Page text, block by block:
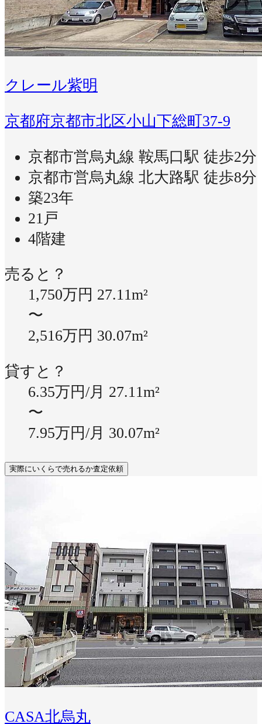
クレール紫明
京都府京都市北区小山下総町37-9
京都市営烏丸線 鞍馬口駅 徒歩2分
京都市営烏丸線 北大路駅 徒歩8分
築23年
21戸
4階建
売ると？
1,750万円 27.11m²
〜
2,516万円 30.07m²
貸すと？
6.35万円/月 27.11m²
〜
7.95万円/月 30.07m²
実際にいくらで売れるか査定依頼
CASA北烏丸